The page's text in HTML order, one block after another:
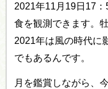
2021年11月19日17
食を観測できます。
2021年は風の時代に
でもあるんです。
月を鑑賞しながら、